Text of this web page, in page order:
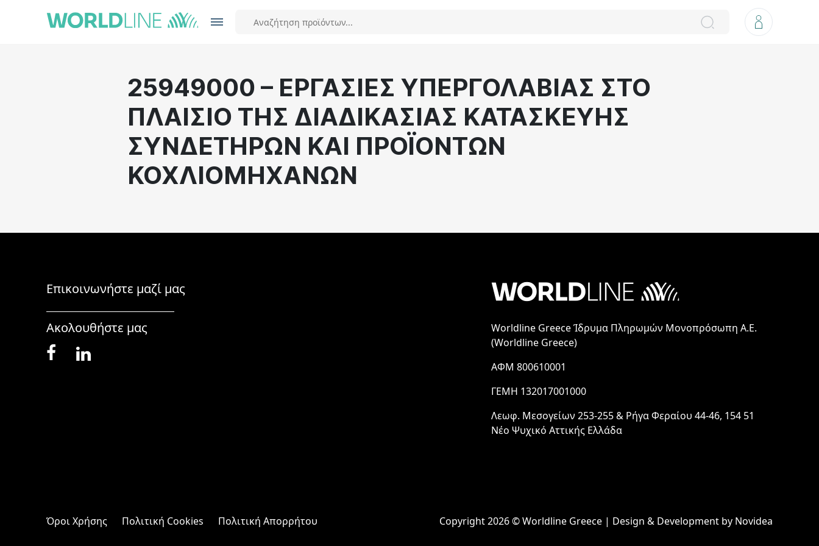
25949000 – ΕΡΓΑΣΙΕΣ ΥΠΕΡΓΟΛΑΒΙΑΣ ΣΤΟ
ΠΛΑΙΣΙΟ ΤΗΣ ΔΙΑΔΙΚΑΣΙΑΣ ΚΑΤΑΣΚΕΥΗΣ
ΣΥΝΔΕΤΗΡΩΝ ΚΑΙ ΠΡΟΪΟΝΤΩΝ
ΚΟΧΛΙΟΜΗΧΑΝΩΝ
Worldline Greece Ίδρυμα Πληρωμών Μονοπρόσωπη Α.Ε.
(Worldline Greece)
ΑΦΜ 800610001
ΓΕΜΗ 132017001000
Λεωφ. Μεσογείων 253-255 & Ρήγα Φεραίου 44-46, 154 51
Νέο Ψυχικό Αττικής Ελλάδα
Επικοινωνήστε μαζί μας
Ακολουθήστε μας
Όροι Χρήσης Πολιτική Cookies Πολιτική Απορρήτου Copyright 2026 © Worldline Greece | Design & Development by Novidea